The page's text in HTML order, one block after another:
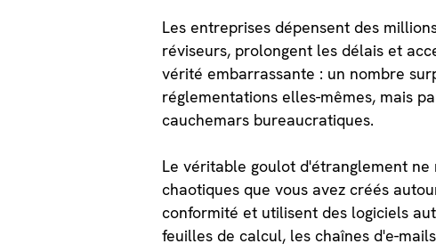
Les entreprises dépensent des
réviseurs, prolongent les délais et
vérité embarrassante : un nombre
réglementations elles-mêmes, mais
cauchemars bureaucratiques.
Le véritable goulot d'étranglement ne
chaotiques que vous avez créés
conformité et utilisent des logiciels
feuilles de calcul, les chaînes d'e-